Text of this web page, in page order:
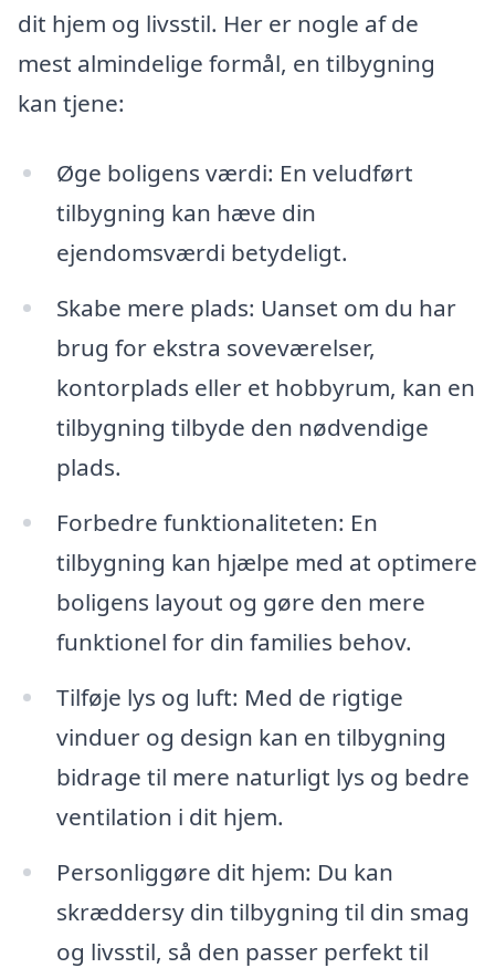
dit hjem og livsstil. Her er nogle af de
mest almindelige formål, en tilbygning
kan tjene:
Øge boligens værdi: En veludført
tilbygning kan hæve din
ejendomsværdi betydeligt.
Skabe mere plads: Uanset om du har
brug for ekstra soveværelser,
kontorplads eller et hobbyrum, kan en
tilbygning tilbyde den nødvendige
plads.
Forbedre funktionaliteten: En
tilbygning kan hjælpe med at optimere
boligens layout og gøre den mere
funktionel for din families behov.
Tilføje lys og luft: Med de rigtige
vinduer og design kan en tilbygning
bidrage til mere naturligt lys og bedre
ventilation i dit hjem.
Personliggøre dit hjem: Du kan
skræddersy din tilbygning til din smag
og livsstil, så den passer perfekt til